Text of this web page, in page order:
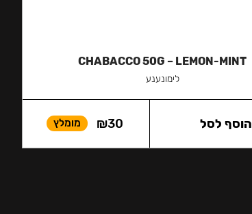
CHABACCO 50G – LEMON-MINT
לימונענע
₪30 מומלץ הוסף לסל